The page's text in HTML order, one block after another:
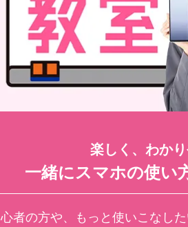
楽しく、わか
一緒にスマホの使い
者の方や、もっと使いこなし